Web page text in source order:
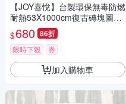
【JOY喜悅】台製環保無毒防燃
耐熱53X1000cm復古磚塊圖案
壁紙/壁貼1捲
$680 86折
限時下殺 券
加入購物車